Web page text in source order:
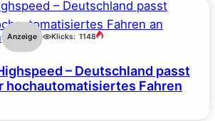
Anzeige Klicks: 1148
– Deutschland passt
hochautomatisiertes Fahren